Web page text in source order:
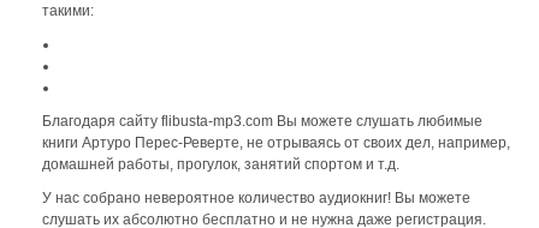
такими:
Благодаря сайту flibusta-mp3.com Вы можете слушать любимые
книги Артуро Перес-Реверте, не отрываясь от своих дел, например,
домашней работы, прогулок, занятий спортом и т.д.
У нас собрано невероятное количество аудиокниг! Вы можете
слушать их абсолютно бесплатно и не нужна даже регистрация.